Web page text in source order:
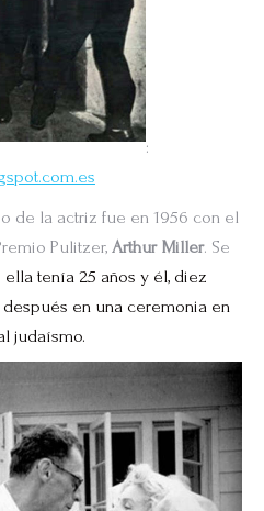
:
de la actriz fue en 1956 con el
Pulitzer, Arthur Miller. Se
ella tenía 25 años y él, diez
en una ceremonia en
judaísmo.